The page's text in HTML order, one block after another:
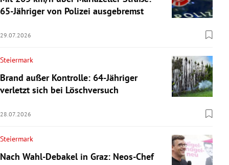
65-Jähriger von Polizei ausgebremst
29.07.2026
Steiermark
Brand außer Kontrolle: 64-Jähriger
verletzt sich bei Löschversuch
28.07.2026
Steiermark
Nach Wahl-Debakel in Graz: Neos-Chef